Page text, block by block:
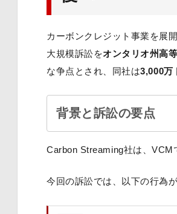
カーボンクレジット事業を展
大規模訴訟をオンタリオ州高
な争点とされ、同社は3,000万
背景と訴訟の要点
Carbon Streaming社は、VCM
今回の訴訟では、以下の行為